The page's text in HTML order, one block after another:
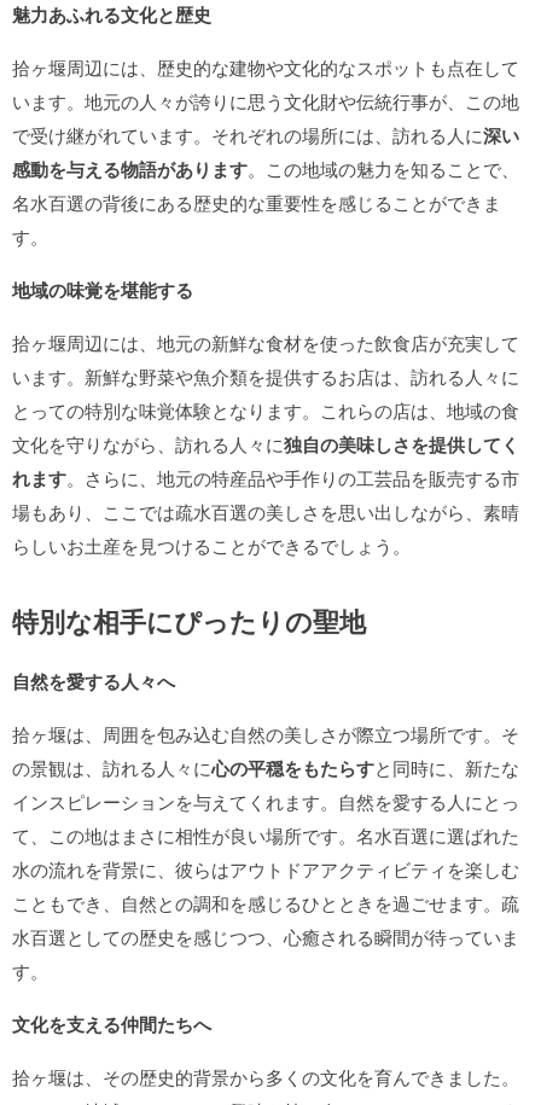
魅力あふれる文化と歴史
拾ヶ堰周辺には、歴史的な建物や文化的なスポットも点在して
います。地元の人々が誇りに思う文化財や伝統行事が、この地
で受け継がれています。それぞれの場所には、訪れる人に深い
感動を与える物語があります。この地域の魅力を知ることで、
名水百選の背後にある歴史的な重要性を感じることができま
す。
地域の味覚を堪能する
拾ヶ堰周辺には、地元の新鮮な食材を使った飲食店が充実して
います。新鮮な野菜や魚介類を提供するお店は、訪れる人々に
とっての特別な味覚体験となります。これらの店は、地域の食
文化を守りながら、訪れる人々に独自の美味しさを提供してく
れます。さらに、地元の特産品や手作りの工芸品を販売する市
場もあり、ここでは疏水百選の美しさを思い出しながら、素晴
らしいお土産を見つけることができるでしょう。
特別な相手にぴったりの聖地
自然を愛する人々へ
拾ヶ堰は、周囲を包み込む自然の美しさが際立つ場所です。そ
の景観は、訪れる人々に心の平穏をもたらすと同時に、新たな
インスピレーションを与えてくれます。自然を愛する人にとっ
て、この地はまさに相性が良い場所です。名水百選に選ばれた
水の流れを背景に、彼らはアウトドアアクティビティを楽しむ
こともでき、自然との調和を感じるひとときを過ごせます。疏
水百選としての歴史を感じつつ、心癒される瞬間が待っていま
す。
文化を支える仲間たちへ
拾ヶ堰は、その歴史的背景から多くの文化を育んできました。